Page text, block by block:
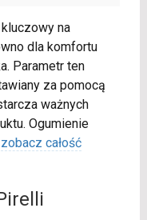
na
dla komfortu
Parametr ten
za pomocą
ważnych
Ogumienie
zobacz całość